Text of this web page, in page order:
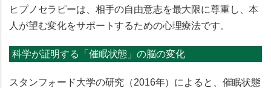
ヒプノセラピーは、相手の自由意志を最大限に尊重し、本
人が望む変化をサポートするための心理療法です。
科学が証明する「催眠状態」の脳の変化
スタンフォード大学の研究（2016年）によると、催眠状態